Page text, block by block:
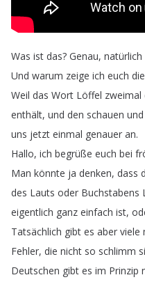
Was ist das? Genau, natürlich
Und warum zeige ich euch
Weil das Wort Löffel zweimal
enthält, und den schauen und
uns jetzt einmal genauer an.
Hallo, ich begrüße euch bei
Man könnte ja denken, dass
des Lauts oder Buchstabens
eigentlich ganz einfach ist,
Tatsächlich gibt es aber viele
Fehler, die nicht so schlimm
Deutschen gibt es im Prinzip